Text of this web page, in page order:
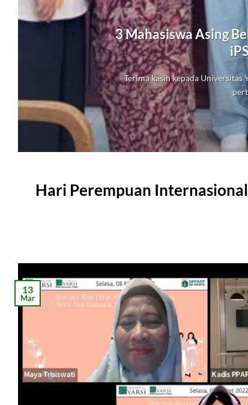
3 Mahasiswa Asing
Terima kasih kepada
Hari Perempuan
13
Mar